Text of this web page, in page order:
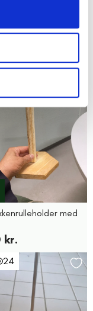
kr.
med
kr.
24